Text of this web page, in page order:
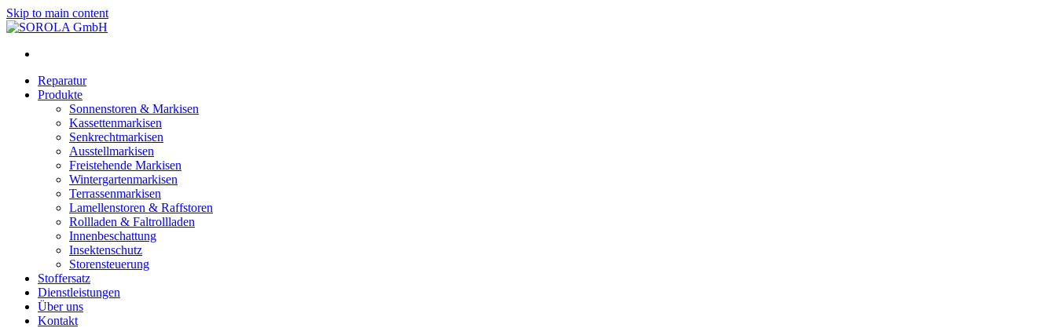
Skip to main content
Reparatur
Produkte
Sonnenstoren & Markisen
Kassettenmarkisen
Senkrechtmarkisen
Ausstellmarkisen
Freistehende Markisen
Wintergartenmarkisen
Terrassenmarkisen
Lamellenstoren & Raffstoren
Rollladen & Faltrollladen
Innenbeschattung
Insektenschutz
Storensteuerung
Stoffersatz
Dienstleistungen
Über uns
Kontakt